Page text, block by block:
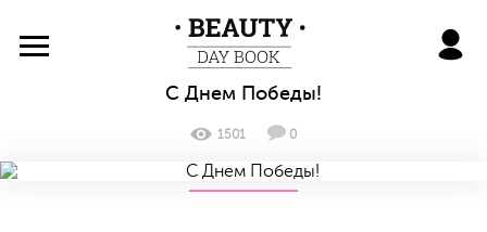
BeautyDayBook
С Днем Победы!
1501 0